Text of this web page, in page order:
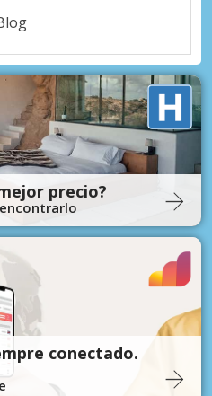
precio?
conectado.